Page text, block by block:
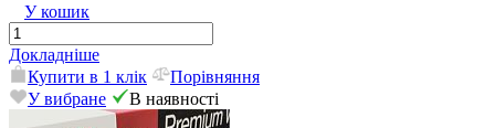
У кошик
Докладніше
Купити в 1 клік
Порівняння
У вибране
В наявності